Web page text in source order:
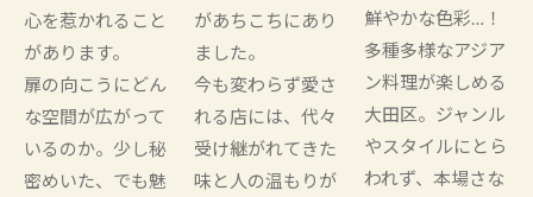
心を惹かれること
があります。
扉の向こうにどん
な空間が広がって
いるのか。少し秘
密めいた、でも魅
があちこちにあり
ました。
今も変わらず愛さ
れる店には、代々
受け継がれてきた
味と人の温もりが
鮮やかな色彩…！
多種多様なアジア
ン料理が楽しめる
大田区。ジャンル
やスタイルにとら
われず、本場さな